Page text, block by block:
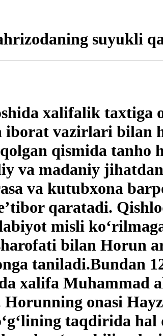
suyukli
xalifalik taxtiga
vazirlari bilan
qismida
va madaniy
va kutubxona
qaratadi.
misli
bilan Horun
taniladi.Bundan
xalifa Muhammad
Horunning onasi
taqdirida